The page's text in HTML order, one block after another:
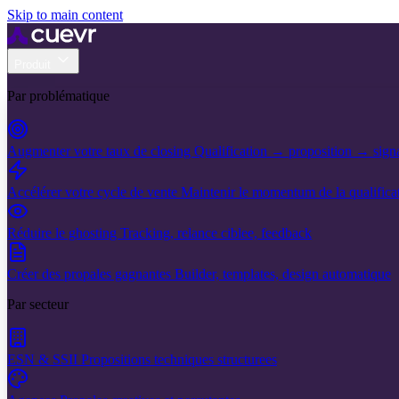
Skip to main content
Par problématique
Augmenter votre taux de closing Qualification → proposition →
Accélérer votre cycle de vente Maintenir le momentum de la
Réduire le ghosting Tracking, relance ciblee, feedback
Créer des propales gagnantes Builder, templates, design automatique
Par secteur
ESN & SSII Propositions techniques structurees